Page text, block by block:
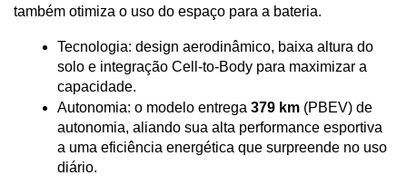
também otimiza o uso do espaço para a bateria.
Tecnologia: design aerodinâmico, baixa altura do
solo e integração Cell-to-Body para maximizar a
capacidade.
Autonomia: o modelo entrega 379 km (PBEV) de
autonomia, aliando sua alta performance esportiva
a uma eficiência energética que surpreende no uso
diário.